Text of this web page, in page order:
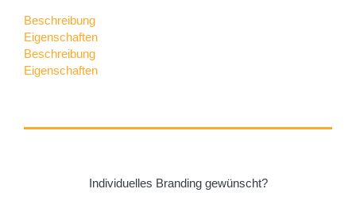
Beschreibung
Eigenschaften
Beschreibung
Eigenschaften
Individuelles Branding gewünscht?